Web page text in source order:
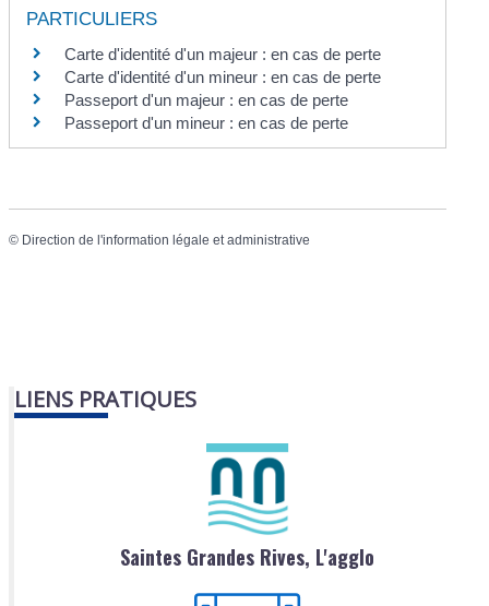
PARTICULIERS
Carte d'identité d'un majeur : en cas de perte
Carte d'identité d'un mineur : en cas de perte
Passeport d'un majeur : en cas de perte
Passeport d'un mineur : en cas de perte
© Direction de l'information légale et administrative
LIENS PRATIQUES
Saintes Grandes Rives, L'agglo